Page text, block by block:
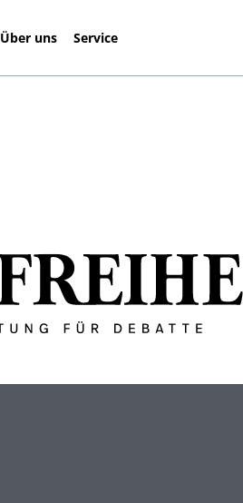
Über uns Service